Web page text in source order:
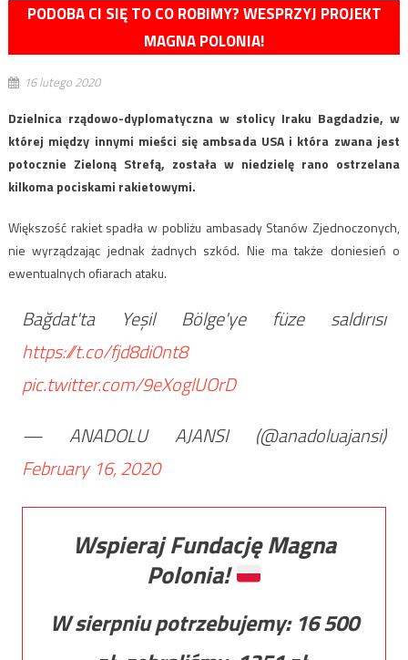
PODOBA CI SIĘ TO CO ROBIMY? WESPRZYJ PROJEKT
MAGNA POLONIA!
16 lutego 2020
Dzielnica rządowo-dyplomatyczna w stolicy Iraku Bagdadzie, w
której między innymi mieści się ambsada USA i która zwana jest
potocznie Zieloną Strefą, została w niedzielę rano ostrzelana
kilkoma pociskami rakietowymi.
Większość rakiet spadła w pobliżu ambasady Stanów Zjednoczonych,
nie wyrządzając jednak żadnych szkód. Nie ma także doniesień o
ewentualnych ofiarach ataku.
Bağdat'ta Yeşil Bölge'ye füze saldırısı
https://t.co/fjd8di0nt8
pic.twitter.com/9eXoglUOrD
— ANADOLU AJANSI (@anadoluajansi)
February 16, 2020
Wspieraj Fundację Magna
Polonia!
W sierpniu potrzebujemy: 16 500